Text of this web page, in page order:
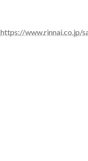
https://www.rinnai.co.jp/